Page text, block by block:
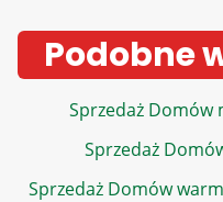
Podobne
Sprzedaż Domów
Sprzedaż
Sprzedaż Domów